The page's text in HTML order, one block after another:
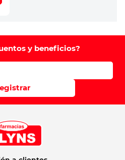
y beneficios?